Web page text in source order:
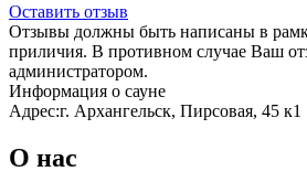
Оставить отзыв
Отзывы должны быть написаны в
приличия. В противном случае Ваш
администратором.
Информация о сауне
Адрес:г. Архангельск, Пирсовая, 45 к1
О нас